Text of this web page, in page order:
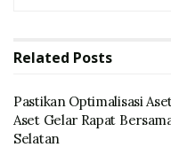
Related Posts
Pastikan Optimalisasi
Aset Gelar Rapat
Selatan